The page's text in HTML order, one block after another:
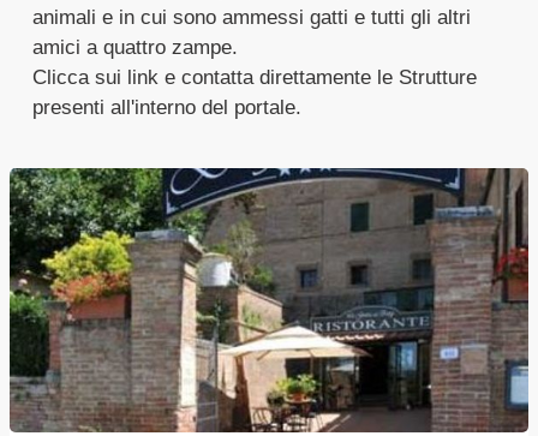
animali e in cui sono ammessi gatti e tutti gli altri
amici a quattro zampe.
Clicca sui link e contatta direttamente le Strutture
presenti all'interno del portale.